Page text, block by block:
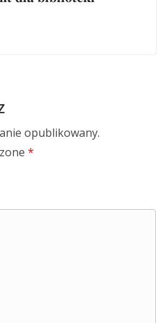
opublikowany.
*